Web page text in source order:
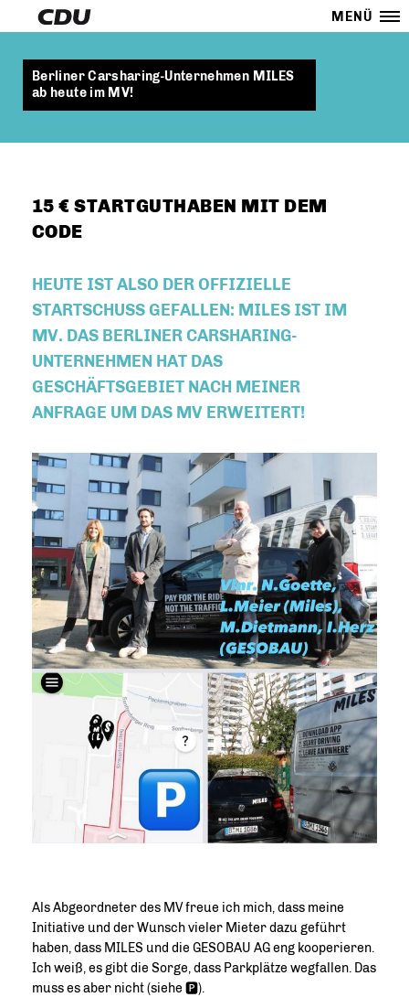
MENÜ
Berliner Carsharing-Unternehmen MILES
ab heute im MV!
15 € STARTGUTHABEN MIT DEM
CODE
HEUTE IST ALSO DER OFFIZIELLE
STARTSCHUSS GEFALLEN: MILES IST IM
MV. DAS BERLINER CARSHARING-
UNTERNEHMEN HAT DAS
GESCHÄFTSGEBIET NACH MEINER
ANFRAGE UM DAS MV ERWEITERT!
Als Abgeordneter des MV freue ich mich, dass meine
Initiative und der Wunsch vieler Mieter dazu geführt
haben, dass MILES und die GESOBAU AG eng kooperieren.
Ich weiß, es gibt die Sorge, dass Parkplätze wegfallen. Das
muss es aber nicht (siehe 🅿️).